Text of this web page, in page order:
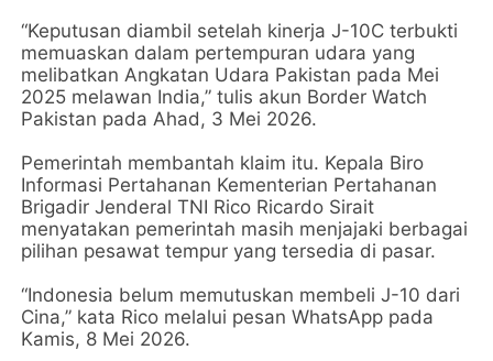
“Keputusan diambil setelah kinerja J-10C terbukti
memuaskan dalam pertempuran udara yang
melibatkan Angkatan Udara Pakistan pada Mei
2025 melawan India,” tulis akun Border Watch
Pakistan pada Ahad, 3 Mei 2026.
Pemerintah membantah klaim itu. Kepala Biro
Informasi Pertahanan Kementerian Pertahanan
Brigadir Jenderal TNI Rico Ricardo Sirait
menyatakan pemerintah masih menjajaki berbagai
pilihan pesawat tempur yang tersedia di pasar.
“Indonesia belum memutuskan membeli J-10 dari
Cina,” kata Rico melalui pesan WhatsApp pada
Kamis, 8 Mei 2026.